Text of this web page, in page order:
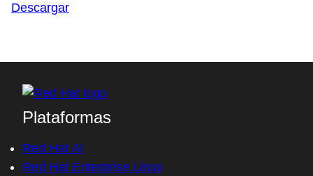
Descargar
Plataformas
Red Hat AI
Red Hat Enterprise Linux